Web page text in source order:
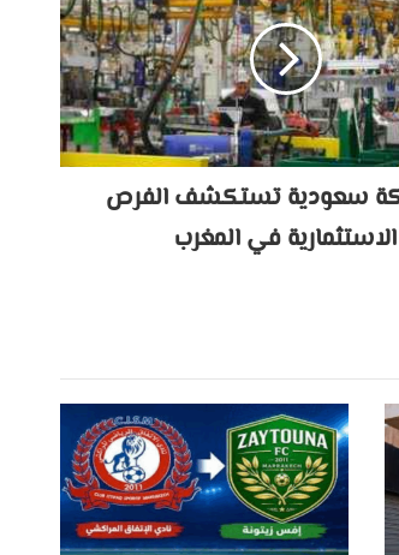
سعودية تستكشف الفرص
الاستثمارية في المغرب